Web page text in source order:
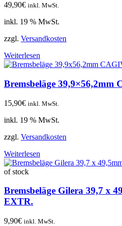
49,90€ inkl. MwSt.
inkl. 19 % MwSt.
zzgl. Versandkosten
Weiterlesen
Bremsbeläge
15,90€ inkl. MwSt.
inkl. 19 % MwSt.
zzgl. Versandkosten
Weiterlesen
of stock
Bremsbeläge Gilera 39,7 x
EXTR.
9,90€ inkl. MwSt.